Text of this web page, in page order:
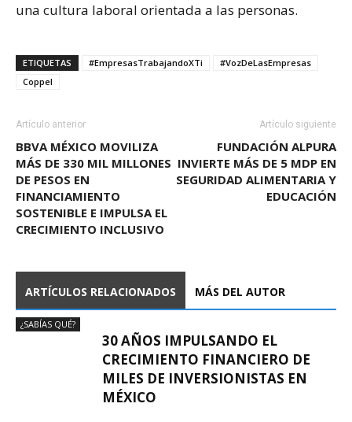
una cultura laboral orientada a las personas.
ETIQUETAS #EmpresasTrabajandoXTi
#VozDeLasEmpresas
Coppel
Artículo anterior
BBVA MÉXICO MOVILIZA
MÁS DE 330 MIL MILLONES
DE PESOS EN
FINANCIAMIENTO
SOSTENIBLE E IMPULSA EL
CRECIMIENTO INCLUSIVO
Artículo siguiente
FUNDACIÓN ALPURA
INVIERTE MÁS DE 5 MDP EN
SEGURIDAD ALIMENTARIA Y
EDUCACIÓN
ARTÍCULOS RELACIONADOS MÁS DEL AUTOR
¿SABÍAS QUÉ?
30 AÑOS IMPULSANDO EL
CRECIMIENTO FINANCIERO DE
MILES DE INVERSIONISTAS EN
MÉXICO